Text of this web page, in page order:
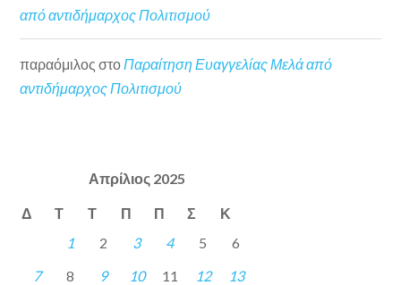
από αντιδήμαρχος Πολιτισμού
παραόμιλος στοΠαραίτηση Ευαγγελίας Μελά από
αντιδήμαρχος Πολιτισμού
Απρίλιος 2025
Δ Τ Τ Π Π Σ Κ
1 2 3 4 5
6
7
8 9 10 11 12
13